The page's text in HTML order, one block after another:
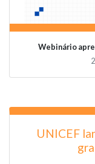
Webinário
UNICEF